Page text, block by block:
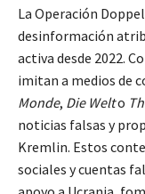
La Operación
desinformación
activa desde 2022.
imitan a medios de
Monde, Die Welto
noticias falsas y
Kremlin. Estos
sociales y cuentas